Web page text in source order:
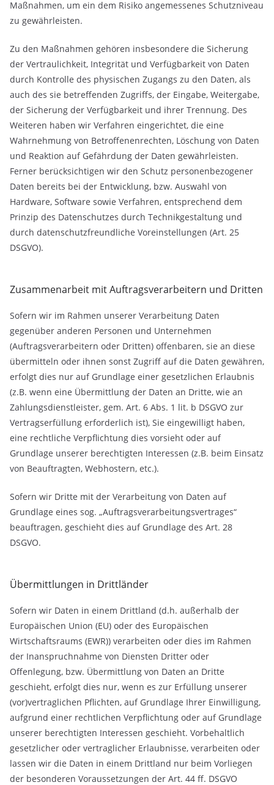
Maßnahmen, um ein dem Risiko angemessenes Schutzniveau
zu gewährleisten.
Zu den Maßnahmen gehören insbesondere die Sicherung
der Vertraulichkeit, Integrität und Verfügbarkeit von Daten
durch Kontrolle des physischen Zugangs zu den Daten, als
auch des sie betreffenden Zugriffs, der Eingabe, Weitergabe,
der Sicherung der Verfügbarkeit und ihrer Trennung. Des
Weiteren haben wir Verfahren eingerichtet, die eine
Wahrnehmung von Betroffenenrechten, Löschung von Daten
und Reaktion auf Gefährdung der Daten gewährleisten.
Ferner berücksichtigen wir den Schutz personenbezogener
Daten bereits bei der Entwicklung, bzw. Auswahl von
Hardware, Software sowie Verfahren, entsprechend dem
Prinzip des Datenschutzes durch Technikgestaltung und
durch datenschutzfreundliche Voreinstellungen (Art. 25
DSGVO).
Zusammenarbeit mit Auftragsverarbeitern und Dritten
Sofern wir im Rahmen unserer Verarbeitung Daten
gegenüber anderen Personen und Unternehmen
(Auftragsverarbeitern oder Dritten) offenbaren, sie an diese
übermitteln oder ihnen sonst Zugriff auf die Daten gewähren,
erfolgt dies nur auf Grundlage einer gesetzlichen Erlaubnis
(z.B. wenn eine Übermittlung der Daten an Dritte, wie an
Zahlungsdienstleister, gem. Art. 6 Abs. 1 lit. b DSGVO zur
Vertragserfüllung erforderlich ist), Sie eingewilligt haben,
eine rechtliche Verpflichtung dies vorsieht oder auf
Grundlage unserer berechtigten Interessen (z.B. beim Einsatz
von Beauftragten, Webhostern, etc.).
Sofern wir Dritte mit der Verarbeitung von Daten auf
Grundlage eines sog. „Auftragsverarbeitungsvertrages“
beauftragen, geschieht dies auf Grundlage des Art. 28
DSGVO.
Übermittlungen in Drittländer
Sofern wir Daten in einem Drittland (d.h. außerhalb der
Europäischen Union (EU) oder des Europäischen
Wirtschaftsraums (EWR)) verarbeiten oder dies im Rahmen
der Inanspruchnahme von Diensten Dritter oder
Offenlegung, bzw. Übermittlung von Daten an Dritte
geschieht, erfolgt dies nur, wenn es zur Erfüllung unserer
(vor)vertraglichen Pflichten, auf Grundlage Ihrer Einwilligung,
aufgrund einer rechtlichen Verpflichtung oder auf Grundlage
unserer berechtigten Interessen geschieht. Vorbehaltlich
gesetzlicher oder vertraglicher Erlaubnisse, verarbeiten oder
lassen wir die Daten in einem Drittland nur beim Vorliegen
der besonderen Voraussetzungen der Art. 44 ff. DSGVO